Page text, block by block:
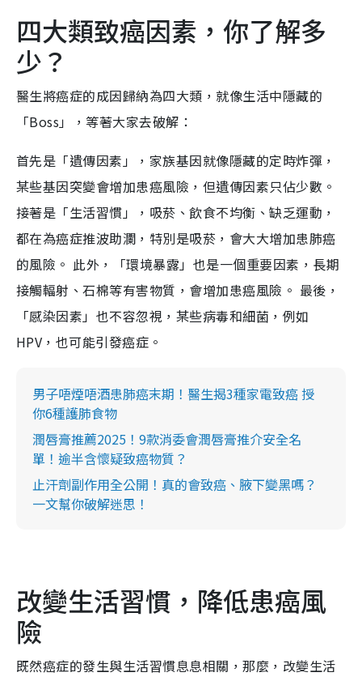
四大類致癌因素，你了解多
少？
醫生將癌症的成因歸納為四大類，就像生活中隱藏的
「Boss」，等著大家去破解：
首先是「遺傳因素」，家族基因就像隱藏的定時炸彈，
某些基因突變會增加患癌風險，但遺傳因素只佔少數。
接著是「生活習慣」，吸菸、飲食不均衡、缺乏運動，
都在為癌症推波助瀾，特別是吸菸，會大大增加患肺癌
的風險。 此外，「環境暴露」也是一個重要因素，長期
接觸輻射、石棉等有害物質，會增加患癌風險。 最後，
「感染因素」也不容忽視，某些病毒和細菌，例如
HPV，也可能引發癌症。
男子唔煙唔酒患肺癌末期！醫生揭3種家電致癌 授
你6種護肺食物
潤唇膏推薦2025！9款消委會潤唇膏推介安全名
單！逾半含懷疑致癌物質？
止汗劑副作用全公開！真的會致癌、腋下變黑嗎？
一文幫你破解迷思！
改變生活習慣，降低患癌風
險
既然癌症的發生與生活習慣息息相關，那麼，改變生活